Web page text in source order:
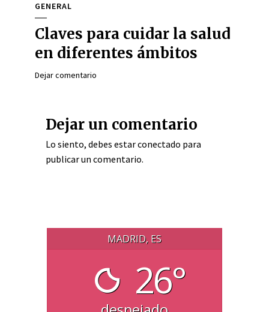
GENERAL
Claves para cuidar la salud
en diferentes ámbitos
Dejar comentario
Dejar un comentario
Lo siento, debes estarconectado para
publicar un comentario.
MADRID, ES
26°